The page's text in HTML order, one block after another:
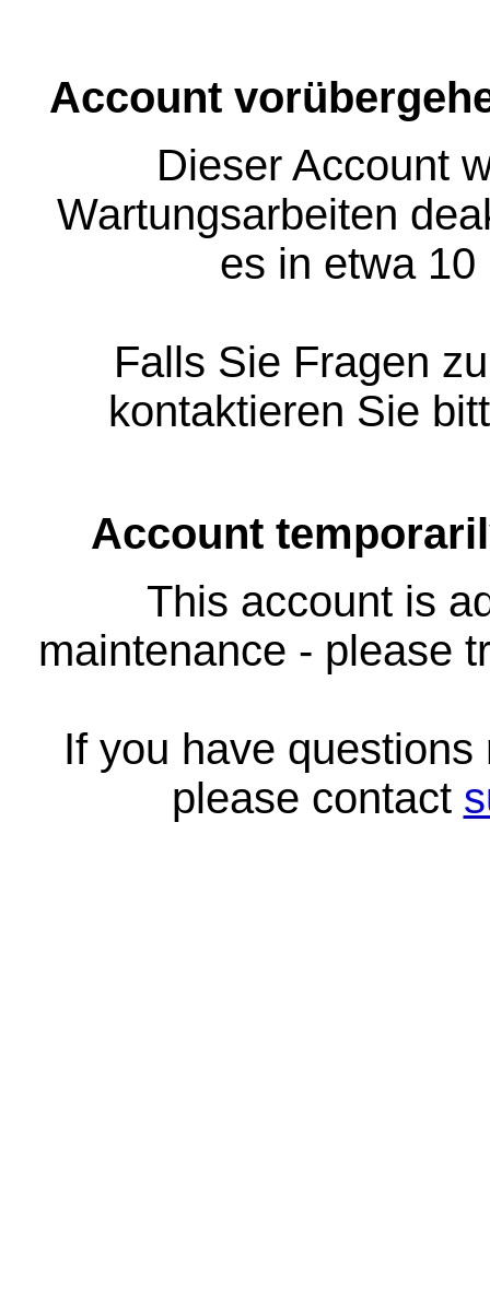
Account
Dieser Account
Wartungsarbeiten
es in etwa
Falls Sie Fragen
kontaktieren Sie
Account
This account is
maintenance - please
If you have
please contact